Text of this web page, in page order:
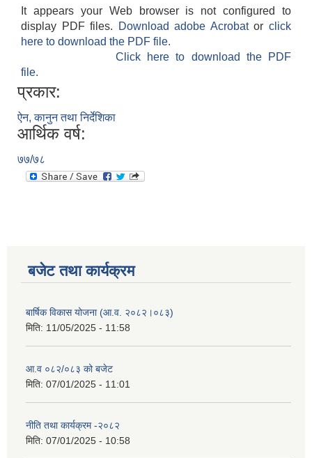
It appears your Web browser is not configured to
display PDF files.
Download adobe Acrobatorclick
here to download the PDF file.
Click here to download the PDF
file.
प्रकार:
ऐन, कानुन तथा निर्देशिका
आर्थिक वर्ष:
७७/७८
बजेट तथा कार्यक्रम
बार्षिक विकास योजना (आ.व. २०८२।०८३)
मिति: 11/05/2025 - 11:58
आ.व ०८२/०८३ को बजेट
मिति: 07/01/2025 - 11:01
नीति तथा कार्यक्रम -२०८२
मिति: 07/01/2025 - 10:58